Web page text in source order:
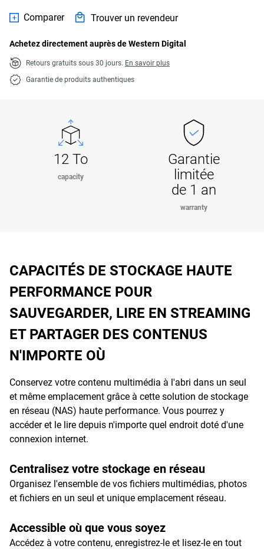
Comparer Trouver un revendeur
Achetez directement auprès de Western Digital
Retours gratuits sous 30 jours. En savoir plus
Garantie de produits authentiques
12 To
capacity
Garantie
limitée
de 1 an
warranty
CAPACITÉS DE STOCKAGE HAUTE
PERFORMANCE POUR
SAUVEGARDER, LIRE EN STREAMING
ET PARTAGER DES CONTENUS
N'IMPORTE OÙ
Conservez votre contenu multimédia à l'abri dans un seul
et même emplacement grâce à cette solution de stockage
en réseau (NAS) haute performance. Vous pourrez y
accéder et le lire depuis n'importe quel endroit doté d'une
connexion internet.
Centralisez votre stockage en réseau
Organisez l'ensemble de vos fichiers multimédias, photos
et fichiers en un seul et unique emplacement réseau.
Accessible où que vous soyez
Accédez à votre contenu, enregistrez-le et lisez-le en tout